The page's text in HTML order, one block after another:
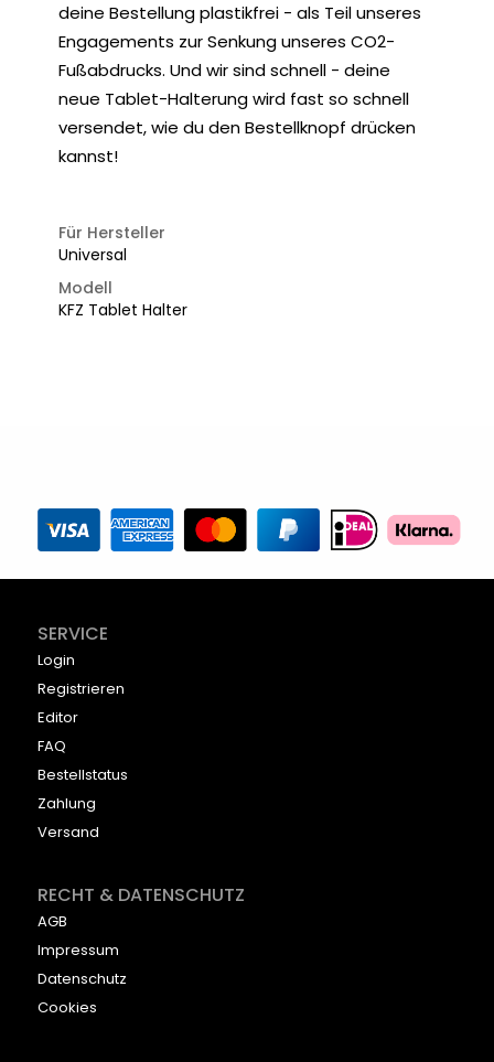
deine Bestellung plastikfrei - als Teil unseres
Engagements zur Senkung unseres CO2-
Fußabdrucks. Und wir sind schnell - deine
neue Tablet-Halterung wird fast so schnell
versendet, wie du den Bestellknopf drücken
kannst!
Für Hersteller
Universal
Modell
KFZ Tablet Halter
SERVICE
Login
Registrieren
Editor
FAQ
Bestellstatus
Zahlung
Versand
RECHT & DATENSCHUTZ
AGB
Impressum
Datenschutz
Cookies